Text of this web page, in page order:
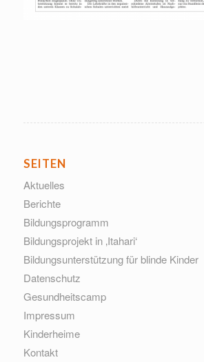
SEITEN
Aktuelles
Berichte
Bildungsprogramm
Bildungsprojekt in ‚Itahari‘
Bildungsunterstützung für blinde Kinder
Datenschutz
Gesundheitscamp
Impressum
Kinderheime
Kontakt